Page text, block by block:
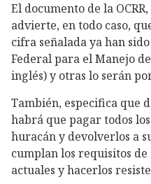
El documento de la
advierte, en todo caso,
cifra señalada ya han
Federal para el Manejo
inglés) y otras lo serán
También, especifica que
habrá que pagar todos
huracán y devolverlos a
cumplan los requisitos
actuales y hacerlos